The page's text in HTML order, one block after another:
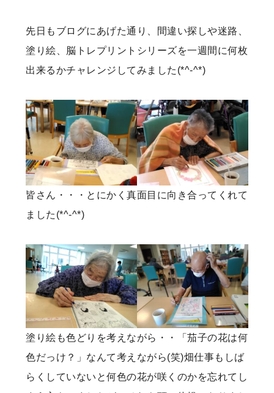
先日もブログにあげた通り、間違い探しや迷路、
塗り絵、脳トレプリントシリーズを一週間に何枚
出来るかチャレンジしてみました(*^-^*)
皆さん・・・とにかく真面目に向き合ってくれて
ました(*^-^*)
塗り絵も色どりを考えながら・・「茄子の花は何
色だっけ？」なんて考えながら(笑)畑仕事もしば
らくしていないと何色の花が咲くのかを忘れてし